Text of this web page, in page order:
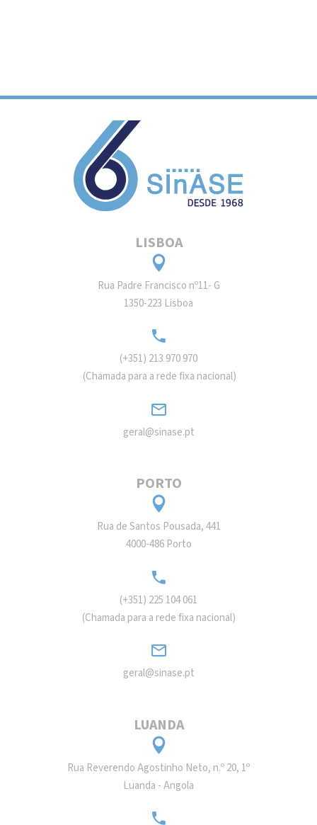
LISBOA
Rua Padre Francisco nº11- G
1350-223 Lisboa
(+351) 213 970 970
(Chamada para a rede fixa nacional)
geral@sinase.pt
PORTO
Rua de Santos Pousada, 441
4000-486 Porto
(+351) 225 104 061
(Chamada para a rede fixa nacional)
geral@sinase.pt
LUANDA
Rua Reverendo Agostinho Neto, n.º 20, 1º
Luanda - Angola